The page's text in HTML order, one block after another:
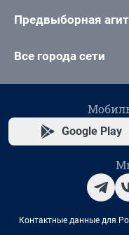
Предвыборная
Все города сети
Google Play
Контактные данные для